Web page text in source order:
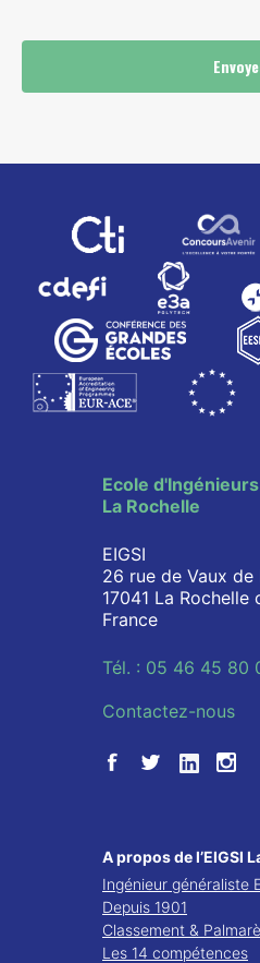
Ecole
La Rochelle
EIGSI
26 rue de Vaux de
17041 La Rochelle
France
Tél. : 05 46 45 80
Contactez-nous
A propos de l’EIGSI
Ingénieur généraliste
Depuis 1901
Classement &
Les 14 compétences